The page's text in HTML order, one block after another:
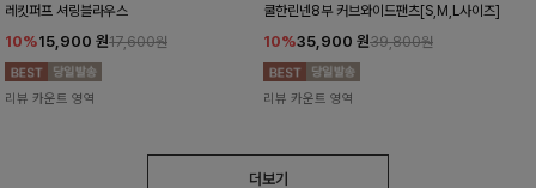
레킷퍼프 셔링블라우스
10%15,900 원17,600원
리뷰 카운트 영역
쿨한린넨8부 커브와이드팬츠[S,M,L사이즈]
10%35,900 원39,800원
리뷰 카운트 영역
더보기